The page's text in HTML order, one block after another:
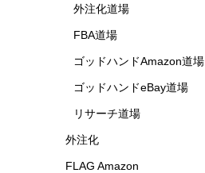
外注化道場
FBA道場
ゴッドハンドAmazon道場
ゴッドハンドeBay道場
リサーチ道場
外注化
FLAG Amazon